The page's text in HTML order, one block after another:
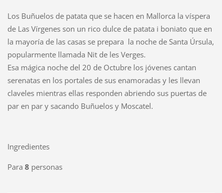
Los Buñuelos de patata que se hacen en Mallorca la víspera
de Las Vírgenes son un rico dulce de patata i boniato que en
la mayoría de las casas se prepara la noche de Santa Úrsula,
popularmente llamada Nit de les Verges.
Esa mágica noche del 20 de Octubre los jóvenes cantan
serenatas en los portales de sus enamoradas y les llevan
claveles mientras ellas responden abriendo sus puertas de
par en par y sacando Buñuelos y Moscatel.
Ingredientes
Para 8 personas